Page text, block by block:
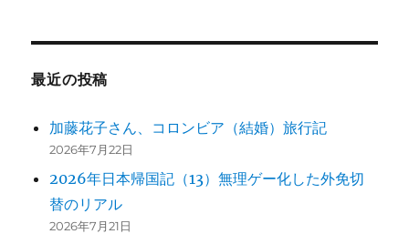
最近の投稿
加藤花子さん、コロンビア（結婚）旅行記
2026年7月22日
2026年日本帰国記（13）無理ゲー化した外免切
替のリアル
2026年7月21日